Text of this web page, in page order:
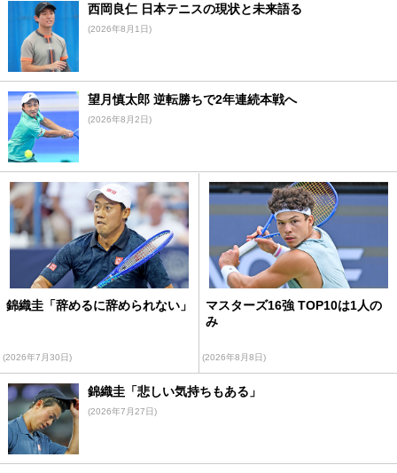
西岡良仁 日本テニスの現状と未来語る
(2026年8月1日)
望月慎太郎 逆転勝ちで2年連続本戦へ
(2026年8月2日)
錦織圭「辞めるに辞められない」
(2026年7月30日)
マスターズ16強 TOP10は1人の
み
(2026年8月8日)
錦織圭「悲しい気持ちもある」
(2026年7月27日)